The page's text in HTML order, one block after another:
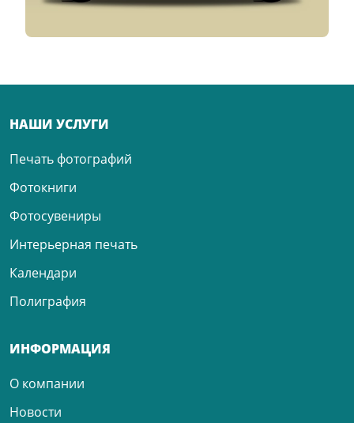
НАШИ УСЛУГИ
Печать фотографий
Фотокниги
Фотосувениры
Интерьерная печать
Календари
Полиграфия
ИНФОРМАЦИЯ
О компании
Новости